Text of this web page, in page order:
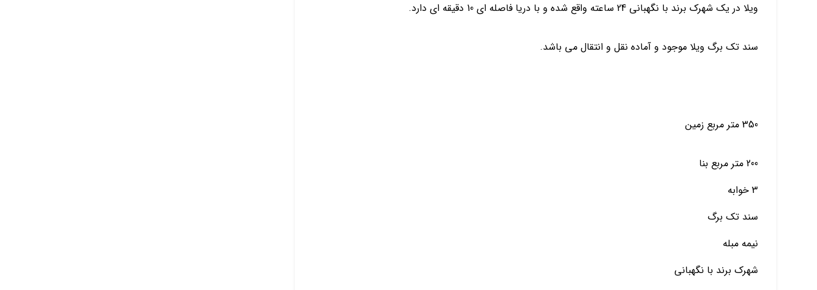
ویلا در یک شهرک برند با نگهبانی 24 ساعته واقع شده و با دریا فاصله ای 10 دقیقه ای دارد.
سند تک برگ ویلا موجود و آماده نقل و انتقال می باشد.
350 متر مربع زمین
200 متر مربع بنا
3 خوابه
سند تک برگ
نیمه مبله
شهرک برند با نگهبانی